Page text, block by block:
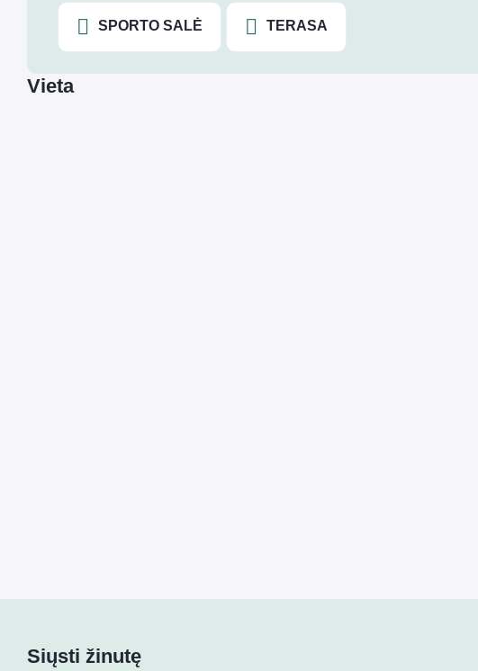
SPORTO SALĖ TERASA
Vieta
Siųsti žinutę